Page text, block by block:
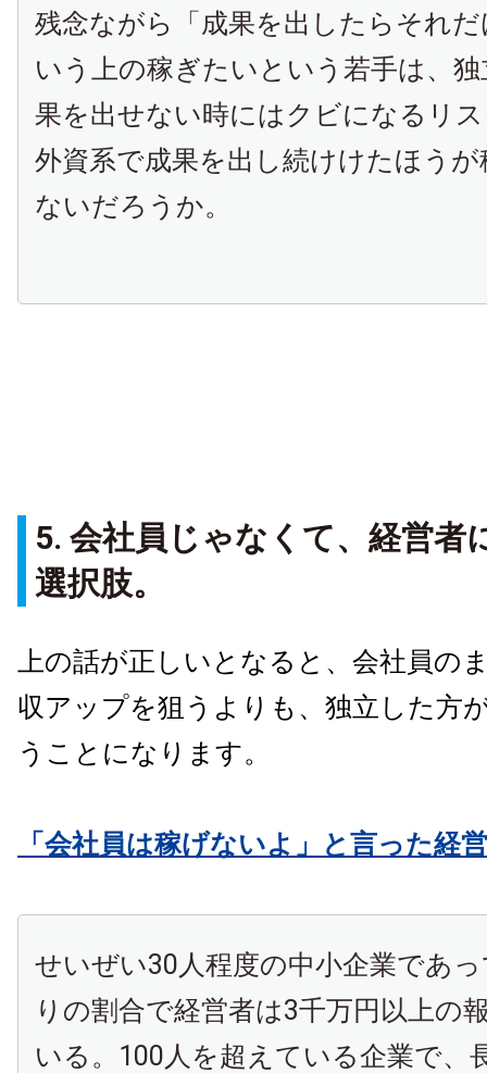
残念ながら「成果を出したらそれ
いう上の稼ぎたいという若手は、
果を出せない時にはクビになるリ
外資系で成果を出し続けけたほう
ないだろうか。
5. 会社員じゃなくて、経営者
選択肢。
上の話が正しいとなると、会社員の
収アップを狙うよりも、独立した方
うことになります。
「会社員は稼げないよ」と言った経
せいぜい30人程度の中小企業であ
りの割合で経営者は3千万円以上の
いる。100人を超えている企業で、